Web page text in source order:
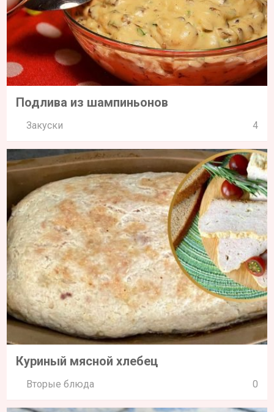
Подлива из шампиньонов
Закуски 4
Куриный мясной хлебец
Вторые блюда 0